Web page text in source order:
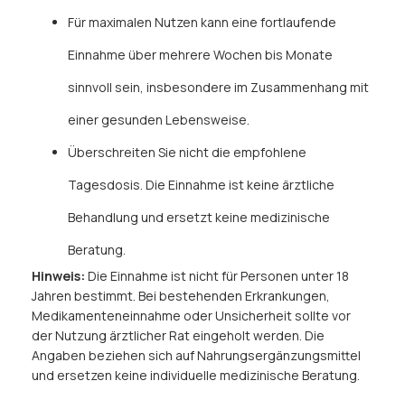
Für maximalen Nutzen kann eine fortlaufende
Einnahme über mehrere Wochen bis Monate
sinnvoll sein, insbesondere im Zusammenhang mit
einer gesunden Lebensweise.
Überschreiten Sie nicht die empfohlene
Tagesdosis. Die Einnahme ist keine ärztliche
Behandlung und ersetzt keine medizinische
Beratung.
Hinweis: Die Einnahme ist nicht für Personen unter 18
Jahren bestimmt. Bei bestehenden Erkrankungen,
Medikamenteneinnahme oder Unsicherheit sollte vor
der Nutzung ärztlicher Rat eingeholt werden. Die
Angaben beziehen sich auf Nahrungsergänzungsmittel
und ersetzen keine individuelle medizinische Beratung.